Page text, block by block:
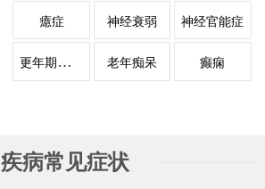
癔症 神经衰弱 神经官能症
更年期综合症 老年痴呆 癫痫
疾病常见症状